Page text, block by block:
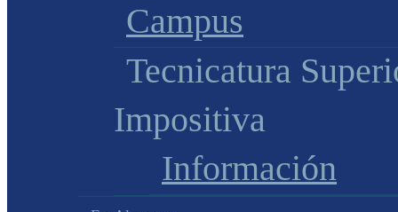
Campus
Tecnicatura
Impositiva
Información